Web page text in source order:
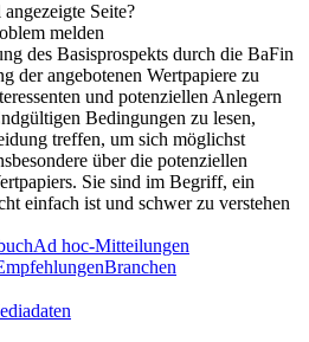
Seite?
melden
des Basisprospekts durch die BaFin
der angebotenen Wertpapiere zu
und potenziellen Anlegern
Bedingungen zu lesen,
treffen, um sich möglichst
über die potenziellen
Sie sind im Begriff, ein
einfach ist und schwer zu verstehen
Ad hoc-Mitteilungen
Branchen